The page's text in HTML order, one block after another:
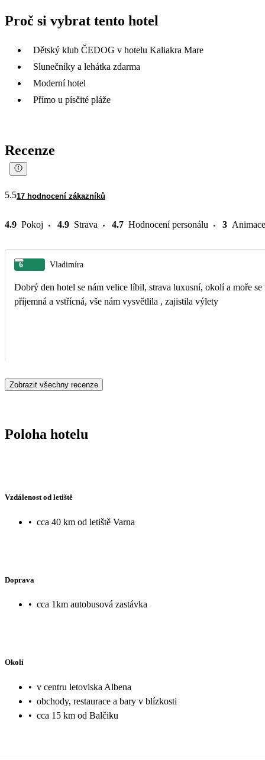
Proč si vybrat tento hotel
Dětský klub ČEDOG v hotelu Kaliakra Mare
Slunečníky a lehátka zdarma
Moderní hotel
Přímo u písčité pláže
Recenze
5.517 hodnocení zákazníků
4.9 Pokoj 4.9 Strava 4.7 Hodnocení personálu 3 Animace
6 Vladimíra
Dobrý den hotel se nám velice líbil, strava luxusní, okolí a moře se teprve probouzelo , ale s tím jsme počítali. Chtěli by jsme pochválit delegátku Moniku Valnou, velmi
příjemná a vstřícná, vše nám vysvětlila , zajistila výlety
Zobrazit všechny recenze
Poloha hotelu
Vzdálenost od letiště
• cca 40 km od letiště Varna
Doprava
• cca 1km autobusová zastávka
Okolí
• v centru letoviska Albena
• obchody, restaurace a bary v blízkosti
• cca 15 km od Balčiku